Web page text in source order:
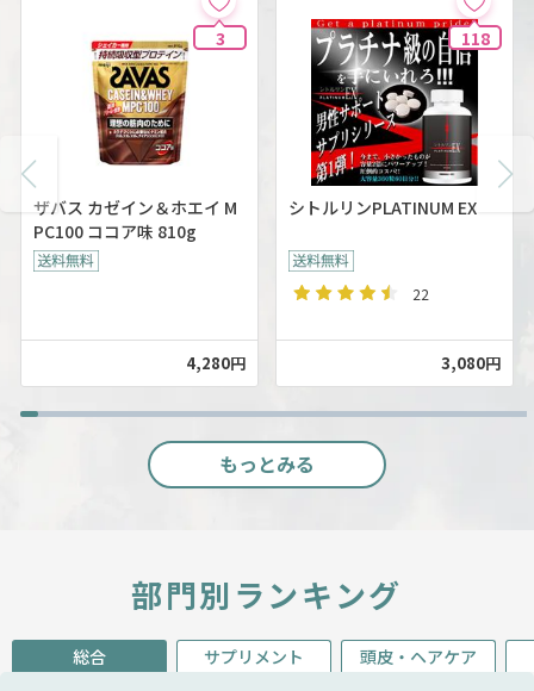
3
ザバス カゼイン＆ホエイ M
PC100 ココア味 810g
4,280円
118
シトルリンPLATINUM EX
22
3,080円
もっとみる
部門別ランキング
総合 サプリメント 頭皮・ヘアケア